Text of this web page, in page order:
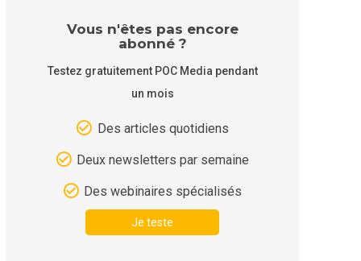
Vous n'êtes pas encore
abonné ?
Testez gratuitement POC Media pendant
un mois
Des articles quotidiens
Deux newsletters par semaine
Des webinaires spécialisés
Je teste